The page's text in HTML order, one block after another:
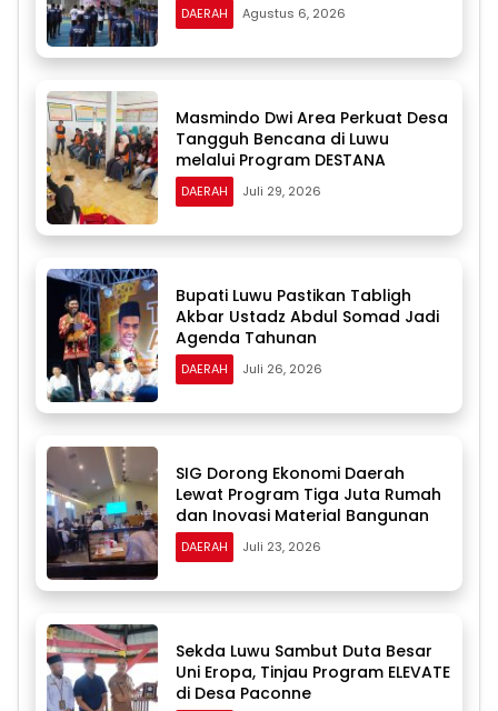
DAERAH Agustus 6, 2026
Masmindo Dwi Area Perkuat Desa
Tangguh Bencana di Luwu
melalui Program DESTANA
DAERAH Juli 29, 2026
Bupati Luwu Pastikan Tabligh
Akbar Ustadz Abdul Somad Jadi
Agenda Tahunan
DAERAH Juli 26, 2026
SIG Dorong Ekonomi Daerah
Lewat Program Tiga Juta Rumah
dan Inovasi Material Bangunan
DAERAH Juli 23, 2026
Sekda Luwu Sambut Duta Besar
Uni Eropa, Tinjau Program ELEVATE
di Desa Paconne